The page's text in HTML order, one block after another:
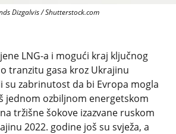
Dizgalvis / Shutterstock.com
LNG-a i mogući kraj ključnog
tranzitu gasa kroz Ukrajinu
su zabrinutost da bi Evropa mogla
jednom ozbiljnom energetskom
tržišne šokove izazvane ruskom
2022. godine još su svježa, a